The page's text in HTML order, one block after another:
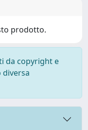
prodotto.
da copyright e